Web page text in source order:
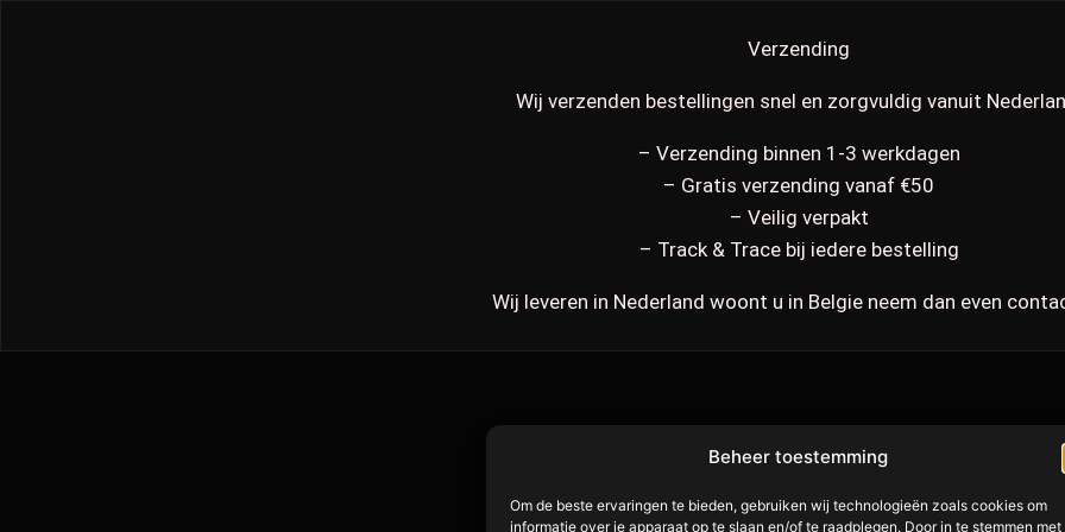
Beheer toestemming
Om de beste ervaringen te bieden, gebruiken wij technologieën zoals cookies om
informatie over je apparaat op te slaan en/of te raadplegen. Door in te stemmen met
Verzending
Wij verzenden bestellingen snel en zorgvuldig vanuit
– Verzending binnen 1-3 werkdagen
– Gratis verzending vanaf €50
– Veilig verpakt
– Track & Trace bij iedere bestelling
Wij leveren in Nederland woont u in Belgie neem dan even